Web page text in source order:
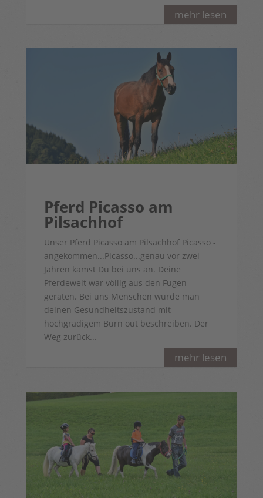
mehr lesen
mehr lesen
Pferd Picasso am
Pilsachhof
Unser Pferd Picasso am Pilsachhof Picasso -
angekommen...Picasso...genau vor zwei
Jahren kamst Du bei uns an. Deine
Pferdewelt war völlig aus den Fugen
geraten. Bei uns Menschen würde man
deinen Gesundheitszustand mit
hochgradigem Burn out beschreiben. Der
Weg zurück...